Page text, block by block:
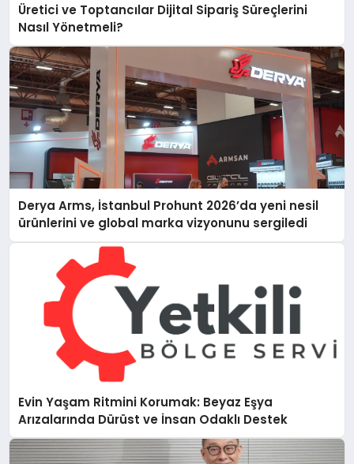
Üretici ve Toptancılar Dijital Sipariş Süreçlerini
Nasıl Yönetmeli?
Derya Arms, İstanbul Prohunt 2026’da yeni nesil
ürünlerini ve global marka vizyonunu sergiledi
Evin Yaşam Ritmini Korumak: Beyaz Eşya
Arızalarında Dürüst ve İnsan Odaklı Destek